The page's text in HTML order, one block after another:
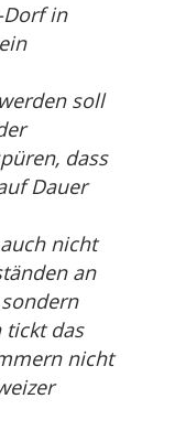
Dorf in
soll
dass
Dauer
nicht
an
tickt das
nicht